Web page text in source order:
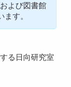
よび図書館
す。
る日向研究室